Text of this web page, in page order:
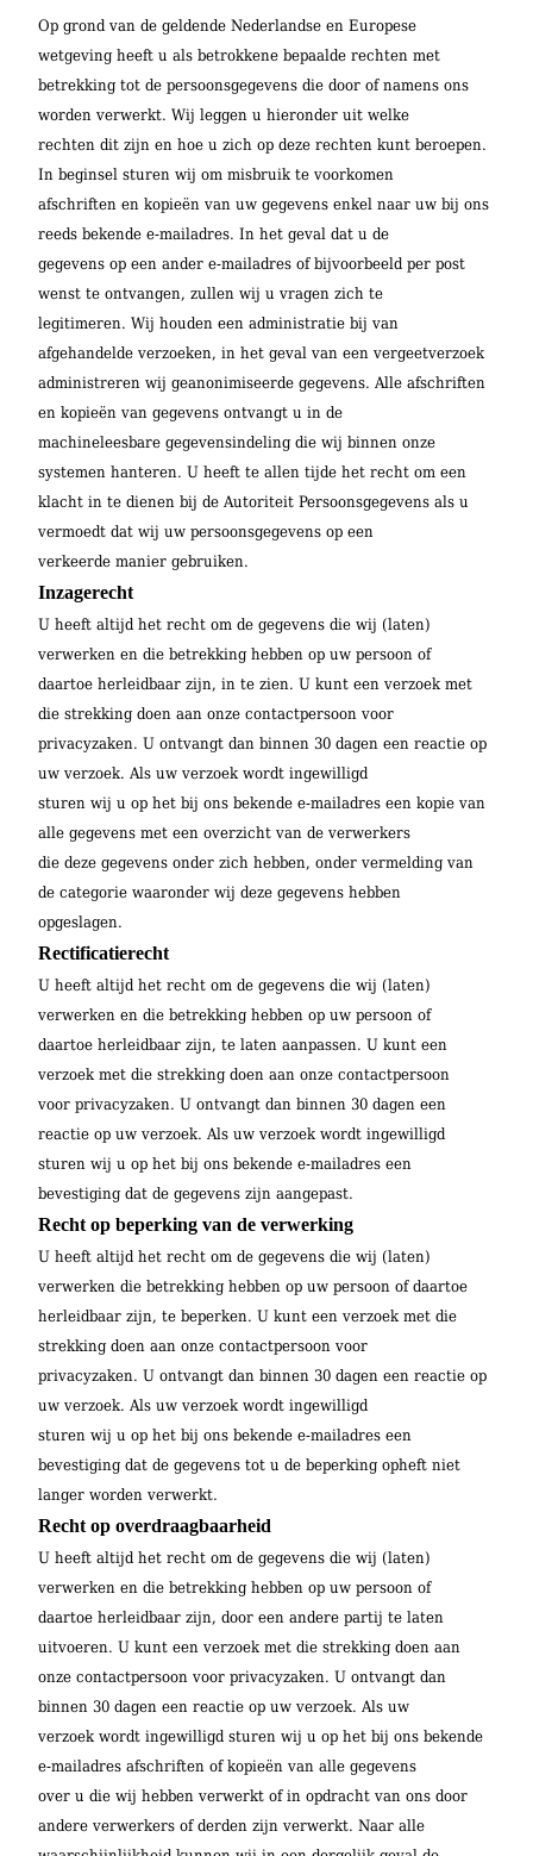
Op grond van de geldende Nederlandse en Europese
wetgeving heeft u als betrokkene bepaalde rechten met
betrekking tot de persoonsgegevens die door of namens ons
worden verwerkt. Wij leggen u hieronder uit welke
rechten dit zijn en hoe u zich op deze rechten kunt beroepen.
In beginsel sturen wij om misbruik te voorkomen
afschriften en kopieën van uw gegevens enkel naar uw bij ons
reeds bekende e-mailadres. In het geval dat u de
gegevens op een ander e-mailadres of bijvoorbeeld per post
wenst te ontvangen, zullen wij u vragen zich te
legitimeren. Wij houden een administratie bij van
afgehandelde verzoeken, in het geval van een vergeetverzoek
administreren wij geanonimiseerde gegevens. Alle afschriften
en kopieën van gegevens ontvangt u in de
machineleesbare gegevensindeling die wij binnen onze
systemen hanteren. U heeft te allen tijde het recht om een
klacht in te dienen bij de Autoriteit Persoonsgegevens als u
vermoedt dat wij uw persoonsgegevens op een
verkeerde manier gebruiken.
Inzagerecht
U heeft altijd het recht om de gegevens die wij (laten)
verwerken en die betrekking hebben op uw persoon of
daartoe herleidbaar zijn, in te zien. U kunt een verzoek met
die strekking doen aan onze contactpersoon voor
privacyzaken. U ontvangt dan binnen 30 dagen een reactie op
uw verzoek. Als uw verzoek wordt ingewilligd
sturen wij u op het bij ons bekende e-mailadres een kopie van
alle gegevens met een overzicht van de verwerkers
die deze gegevens onder zich hebben, onder vermelding van
de categorie waaronder wij deze gegevens hebben
opgeslagen.
Rectificatierecht
U heeft altijd het recht om de gegevens die wij (laten)
verwerken en die betrekking hebben op uw persoon of
daartoe herleidbaar zijn, te laten aanpassen. U kunt een
verzoek met die strekking doen aan onze contactpersoon
voor privacyzaken. U ontvangt dan binnen 30 dagen een
reactie op uw verzoek. Als uw verzoek wordt ingewilligd
sturen wij u op het bij ons bekende e-mailadres een
bevestiging dat de gegevens zijn aangepast.
Recht op beperking van de verwerking
U heeft altijd het recht om de gegevens die wij (laten)
verwerken die betrekking hebben op uw persoon of daartoe
herleidbaar zijn, te beperken. U kunt een verzoek met die
strekking doen aan onze contactpersoon voor
privacyzaken. U ontvangt dan binnen 30 dagen een reactie op
uw verzoek. Als uw verzoek wordt ingewilligd
sturen wij u op het bij ons bekende e-mailadres een
bevestiging dat de gegevens tot u de beperking opheft niet
langer worden verwerkt.
Recht op overdraagbaarheid
U heeft altijd het recht om de gegevens die wij (laten)
verwerken en die betrekking hebben op uw persoon of
daartoe herleidbaar zijn, door een andere partij te laten
uitvoeren. U kunt een verzoek met die strekking doen aan
onze contactpersoon voor privacyzaken. U ontvangt dan
binnen 30 dagen een reactie op uw verzoek. Als uw
verzoek wordt ingewilligd sturen wij u op het bij ons bekende
e-mailadres afschriften of kopieën van alle gegevens
over u die wij hebben verwerkt of in opdracht van ons door
andere verwerkers of derden zijn verwerkt. Naar alle